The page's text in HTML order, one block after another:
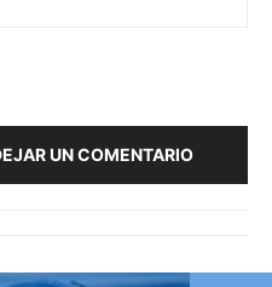
UN COMENTARIO